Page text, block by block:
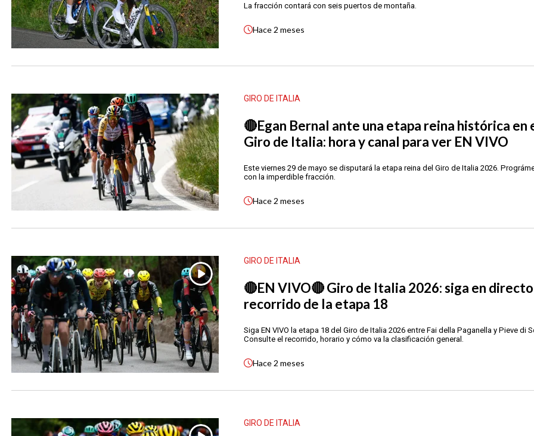
La fracción contará con seis puertos de montaña.
Hace2 meses
GIRO DE ITALIA
🔴Egan Bernal ante una etapa reina histórica en
Giro de Italia: hora y canal para ver EN VIVO
Este viernes 29 de mayo se disputará la etapa reina del Giro de Italia 2026.
con la imperdible fracción.
Hace2 meses
GIRO DE ITALIA
🔴EN VIVO🔴 Giro de Italia 2026: siga en
recorrido de la etapa 18
Siga EN VIVO la etapa 18 del Giro de Italia 2026 entre Fai della Paganella y Pieve di
Consulte el recorrido, horario y cómo va la clasificación general.
Hace2 meses
GIRO DE ITALIA